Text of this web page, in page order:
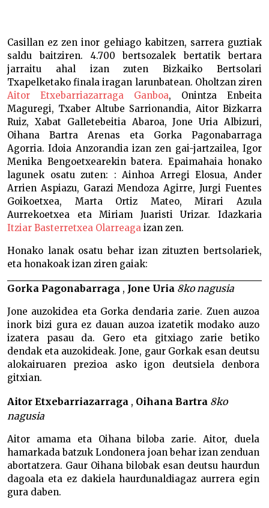
Casillan ez zen inor gehiago kabitzen, sarrera guztiak
saldu baitziren. 4.700 bertsozalek bertatik bertara
jarraitu ahal izan zuten Bizkaiko Bertsolari
Txapelketako finala iragan larunbatean. Oholtzan ziren
Aitor Etxebarriazarraga Ganboa, Onintza Enbeita
Maguregi, Txaber Altube Sarrionandia, Aitor Bizkarra
Ruiz, Xabat Galletebeitia Abaroa, Jone Uria Albizuri,
Oihana Bartra Arenas eta Gorka Pagonabarraga
Agorria. Idoia Anzorandia izan zen gai-jartzailea, Igor
Menika Bengoetxearekin batera. Epaimahaia honako
lagunek osatu zuten: : Ainhoa Arregi Elosua, Ander
Arrien Aspiazu, Garazi Mendoza Agirre, Jurgi Fuentes
Goikoetxea, Marta Ortiz Mateo, Mirari Azula
Aurrekoetxea eta Miriam Juaristi Urizar. Idazkaria
Itziar Basterretxea Olarreaga izan zen.
Honako lanak osatu behar izan zituzten bertsolariek,
eta honakoak izan ziren gaiak:
Gorka Pagonabarraga , Jone Uria 8ko nagusia
Jone auzokidea eta Gorka dendaria zarie. Zuen auzoa
inork bizi gura ez dauan auzoa izatetik modako auzo
izatera pasau da. Gero eta gitxiago zarie betiko
dendak eta auzokideak. Jone, gaur Gorkak esan deutsu
alokairuaren prezioa asko igon deutsiela denbora
gitxian.
Aitor Etxebarriazarraga , Oihana Bartra 8ko
nagusia
Aitor amama eta Oihana biloba zarie. Aitor, duela
hamarkada batzuk Londonera joan behar izan zenduan
abortatzera. Gaur Oihana bilobak esan deutsu haurdun
dagoala eta ez dakiela haurdunaldiagaz aurrera egin
gura daben.